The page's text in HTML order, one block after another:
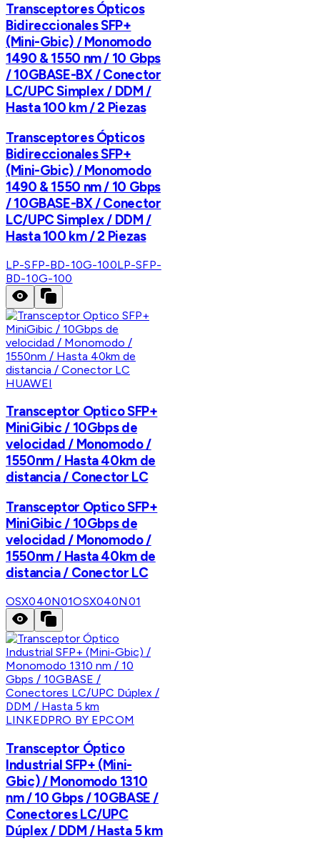
Transceptores Ópticos
Bidireccionales SFP+
(Mini-Gbic) / Monomodo
1490 & 1550 nm / 10 Gbps
/ 10GBASE-BX / Conector
LC/UPC Simplex / DDM /
Hasta 100 km / 2 Piezas
Transceptores Ópticos
Bidireccionales SFP+
(Mini-Gbic) / Monomodo
1490 & 1550 nm / 10 Gbps
/ 10GBASE-BX / Conector
LC/UPC Simplex / DDM /
Hasta 100 km / 2 Piezas
LP-SFP-BD-10G-100LP-SFP-
BD-10G-100
HUAWEI
Transceptor Optico SFP+
MiniGibic / 10Gbps de
velocidad / Monomodo /
1550nm / Hasta 40km de
distancia / Conector LC
Transceptor Optico SFP+
MiniGibic / 10Gbps de
velocidad / Monomodo /
1550nm / Hasta 40km de
distancia / Conector LC
OSX040N01OSX040N01
LINKEDPRO BY EPCOM
Transceptor Óptico
Industrial SFP+ (Mini-
Gbic) / Monomodo 1310
nm / 10 Gbps / 10GBASE /
Conectores LC/UPC
Dúplex / DDM / Hasta 5 km